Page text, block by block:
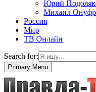
Юрий
Михаил
Россия
Мир
ТВ Онлайн
Search for:
Primary Menu